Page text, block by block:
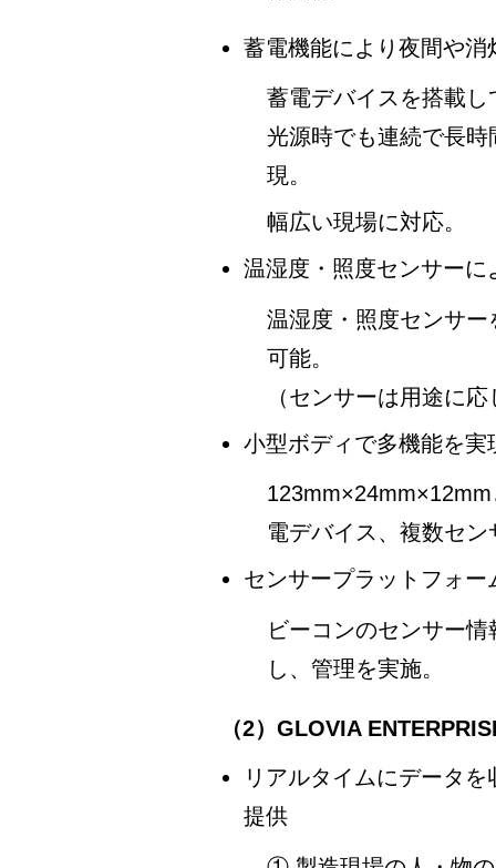
蓄電機能により夜間や消
蓄電デバイスを搭載
光源時でも連続で長
現。
幅広い現場に対応。
温湿度・照度センサーに
温湿度・照度センサ
可能。
（センサーは用途に
小型ボディで多機能を実
電デバイス、複数セ
センサープラットフォ
ビーコンのセンサー
し、管理を実施。
（2）GLOVIA
リアルタイムにデータ
提供